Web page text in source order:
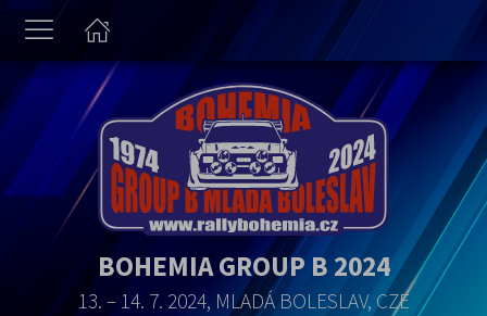
BOHEMIA GROUP B 2024
13. – 14. 7. 2024, MLADÁ BOLESLAV, CZE